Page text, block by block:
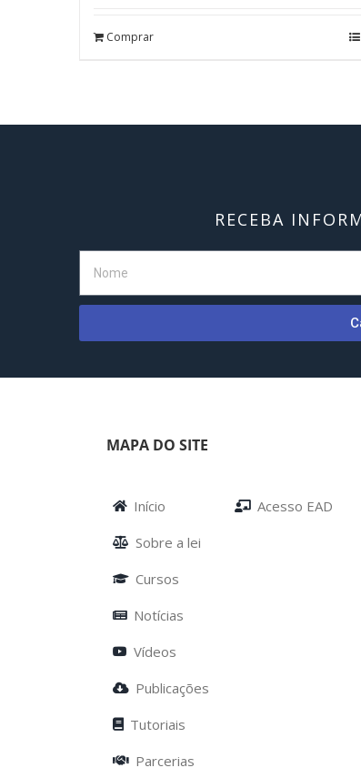
Comprar
RECEBA
MAPA DO SITE
Início
Sobre a lei
Cursos
Notícias
Vídeos
Publicações
Tutoriais
Parcerias
Acesso EAD